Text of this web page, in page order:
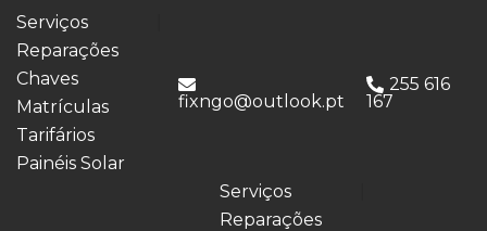
Serviços
Reparações
Chaves
Matrículas
Tarifários
Painéis Solar
fixngo@outlook.pt
255 616
167
Serviços
Reparações